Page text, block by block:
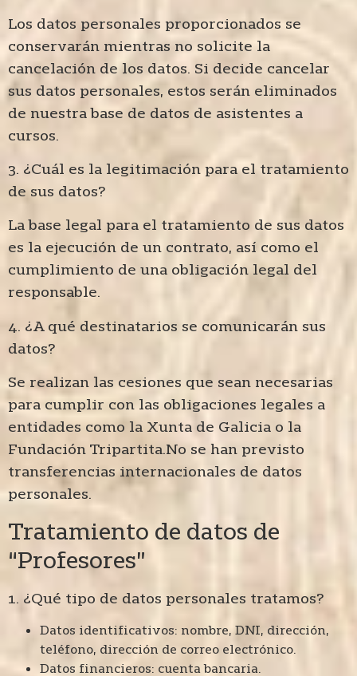
Los datos personales proporcionados se
conservarán mientras no solicite la
cancelación de los datos. Si decide cancelar
sus datos personales, estos serán eliminados
de nuestra base de datos de asistentes a
cursos.
3. ¿Cuál es la legitimación para el tratamiento
de sus datos?
La base legal para el tratamiento de sus datos
es la ejecución de un contrato, así como el
cumplimiento de una obligación legal del
responsable.
4. ¿A qué destinatarios se comunicarán sus
datos?
Se realizan las cesiones que sean necesarias
para cumplir con las obligaciones legales a
entidades como la Xunta de Galicia o la
Fundación Tripartita.No se han previsto
transferencias internacionales de datos
personales.
Tratamiento de datos de
“Profesores”
1. ¿Qué tipo de datos personales tratamos?
Datos identificativos: nombre, DNI, dirección,
teléfono, dirección de correo electrónico.
Datos financieros: cuenta bancaria.